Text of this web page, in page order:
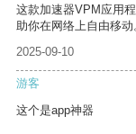
这款加速器VPM应用
助你在网络上自由移动
2025-09-10
游客
这个是app神器